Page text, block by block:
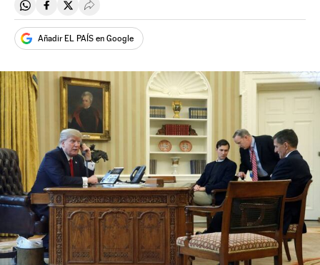
Compartir en Whatsapp
Compartir en Facebook
Compartir en Twitter
Desplegar Redes Sociales
Añadir EL PAÍS en Google